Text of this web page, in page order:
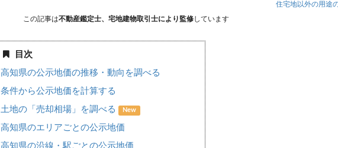
住宅地以外の用途
この記事は不動産鑑定士、宅地建物取引士により監修しています
目次
高知県の公示地価の推移・動向を調べる
条件から公示地価を計算する
土地の「売却相場」を調べる New
高知県のエリアごとの公示地価
高知県の沿線・駅ごとの公示地価